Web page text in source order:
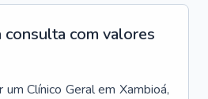
com valores
um Clínico Geral em Xambioá,